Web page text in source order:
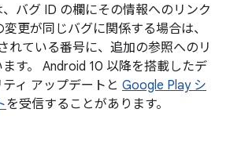
バグ ID の欄にその情報へのリンク
更が同じバグに関係する場合は、
れている番号に、追加の参照へのリ
す。 Android 10 以降を搭載したデ
ィ アップデートと Google Play シ
を受信することがあります。